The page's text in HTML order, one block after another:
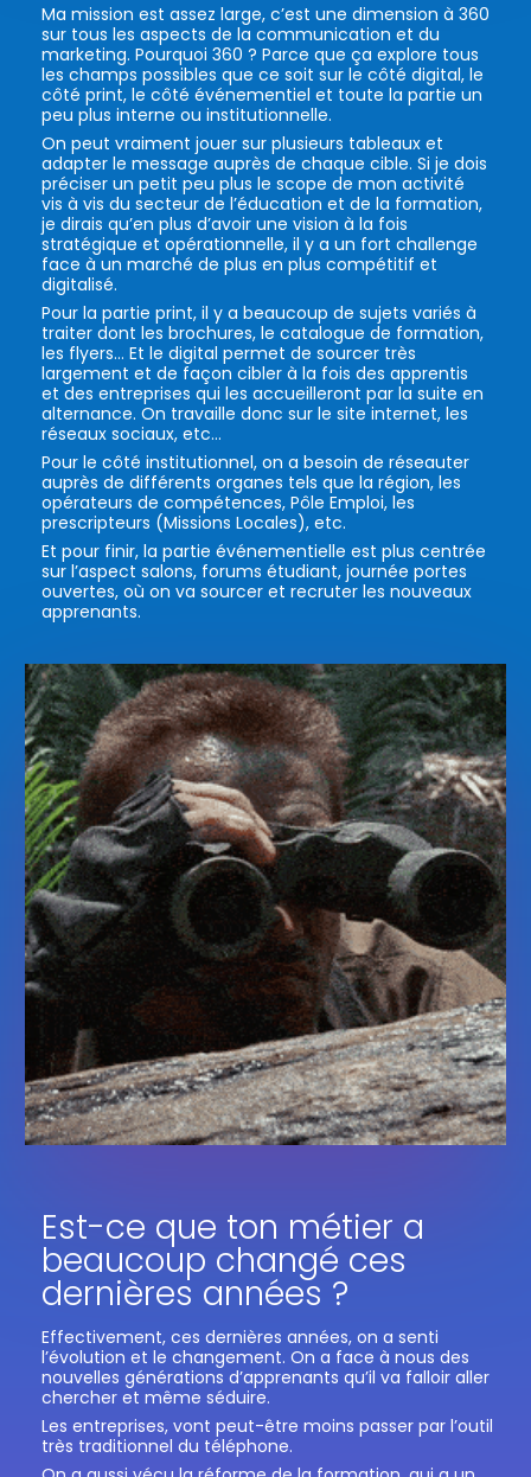
Ma mission est assez large, c’est une dimension à 360
sur tous les aspects de la communication et du
marketing. Pourquoi 360 ? Parce que ça explore tous
les champs possibles que ce soit sur le côté digital, le
côté print, le côté événementiel et toute la partie un
peu plus interne ou institutionnelle.
On peut vraiment jouer sur plusieurs tableaux et
adapter le message auprès de chaque cible. Si je dois
préciser un petit peu plus le scope de mon activité
vis à vis du secteur de l’éducation et de la formation,
je dirais qu’en plus d’avoir une vision à la fois
stratégique et opérationnelle, il y a un fort challenge
face à un marché de plus en plus compétitif et
digitalisé.
Pour la partie print, il y a beaucoup de sujets variés à
traiter dont les brochures, le catalogue de formation,
les flyers… Et le digital permet de sourcer très
largement et de façon cibler à la fois des apprentis
et des entreprises qui les accueilleront par la suite en
alternance. On travaille donc sur le site internet, les
réseaux sociaux, etc…
Pour le côté institutionnel, on a besoin de réseauter
auprès de différents organes tels que la région, les
opérateurs de compétences, Pôle Emploi, les
prescripteurs (Missions Locales), etc.
Et pour finir, la partie événementielle est plus centrée
sur l’aspect salons, forums étudiant, journée portes
ouvertes, où on va sourcer et recruter les nouveaux
apprenants.
Est-ce que ton métier a
beaucoup changé ces
dernières années ?
Effectivement, ces dernières années, on a senti
l’évolution et le changement. On a face à nous des
nouvelles générations d’apprenants qu’il va falloir aller
chercher et même séduire.
Les entreprises, vont peut-être moins passer par l’outil
très traditionnel du téléphone.